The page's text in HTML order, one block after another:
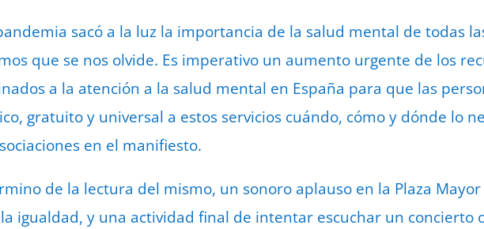
sacó a la luz la importancia de la salud mental de todas
que se nos olvide. Es imperativo un aumento urgente de los
a la atención a la salud mental en España para que las
gratuito y universal a estos servicios cuándo, cómo y dónde lo
en el manifiesto.
de la lectura del mismo, un sonoro aplauso en la Plaza
igualdad, y una actividad final de intentar escuchar un concierto